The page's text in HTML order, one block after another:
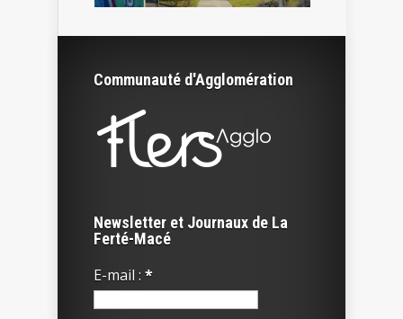
Communauté d'Agglomération
Newsletter et Journaux de La
Ferté-Macé
E-mail : *